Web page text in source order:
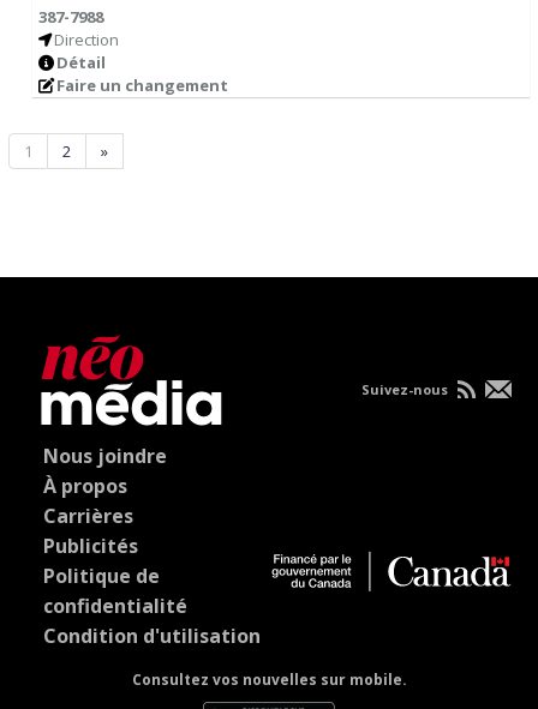
387-7988
Direction
Détail
Faire un changement
1 2 »
Nous joindre
À propos
Carrières
Publicités
Politique de
confidentialité
Condition d'utilisation
Consultez vos nouvelles sur mobile.
Suivez-nous